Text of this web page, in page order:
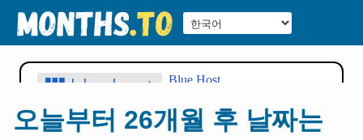
오늘부터 26개월 후 날짜는